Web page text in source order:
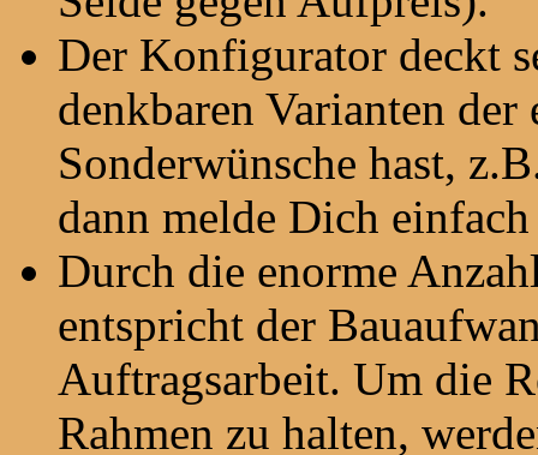
Der Konfigurator deckt
denkbaren Varianten
Sonderwünsche hast,
dann melde Dich
Durch die enorme
entspricht der
Auftragsarbeit. Um die
Rahmen zu halten,